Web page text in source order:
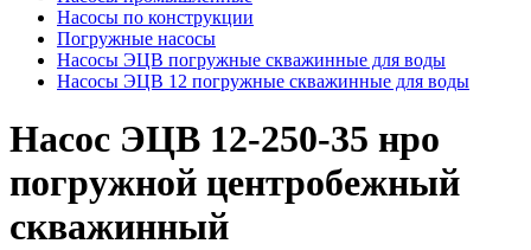
Насосы по конструкции
Погружные насосы
Насосы ЭЦВ погружные скважинные для воды
Насосы ЭЦВ 12 погружные скважинные для воды
Насос ЭЦВ 12-250-35 нро
погружной центробежный
скважинный